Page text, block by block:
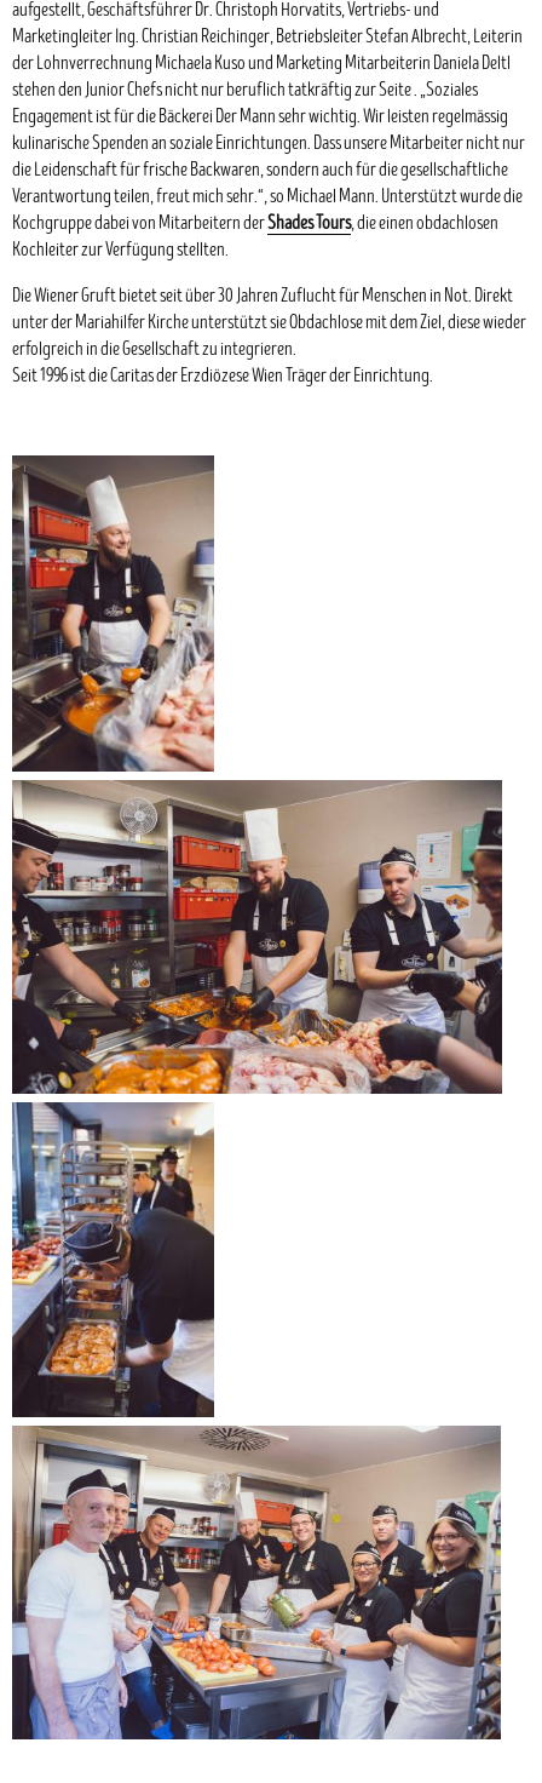
aufgestellt, Geschäftsführer Dr. Christoph Horvatits, Vertriebs- und
Marketingleiter Ing. Christian Reichinger, Betriebsleiter Stefan Albrecht, Leiterin
der Lohnverrechnung Michaela Kuso und Marketing Mitarbeiterin Daniela Deltl
stehen den Junior Chefs nicht nur beruflich tatkräftig zur Seite . „Soziales
Engagement ist für die Bäckerei Der Mann sehr wichtig. Wir leisten regelmässig
kulinarische Spenden an soziale Einrichtungen. Dass unsere Mitarbeiter nicht nur
die Leidenschaft für frische Backwaren, sondern auch für die gesellschaftliche
Verantwortung teilen, freut mich sehr.“, so Michael Mann. Unterstützt wurde die
Kochgruppe dabei von Mitarbeitern derShades Tours, die einen obdachlosen
Kochleiter zur Verfügung stellten.
Die Wiener Gruft bietet seit über 30 Jahren Zuflucht für Menschen in Not. Direkt
unter der Mariahilfer Kirche unterstützt sie Obdachlose mit dem Ziel, diese wieder
erfolgreich in die Gesellschaft zu integrieren.
Seit 1996 ist die Caritas der Erzdiözese Wien Träger der Einrichtung.